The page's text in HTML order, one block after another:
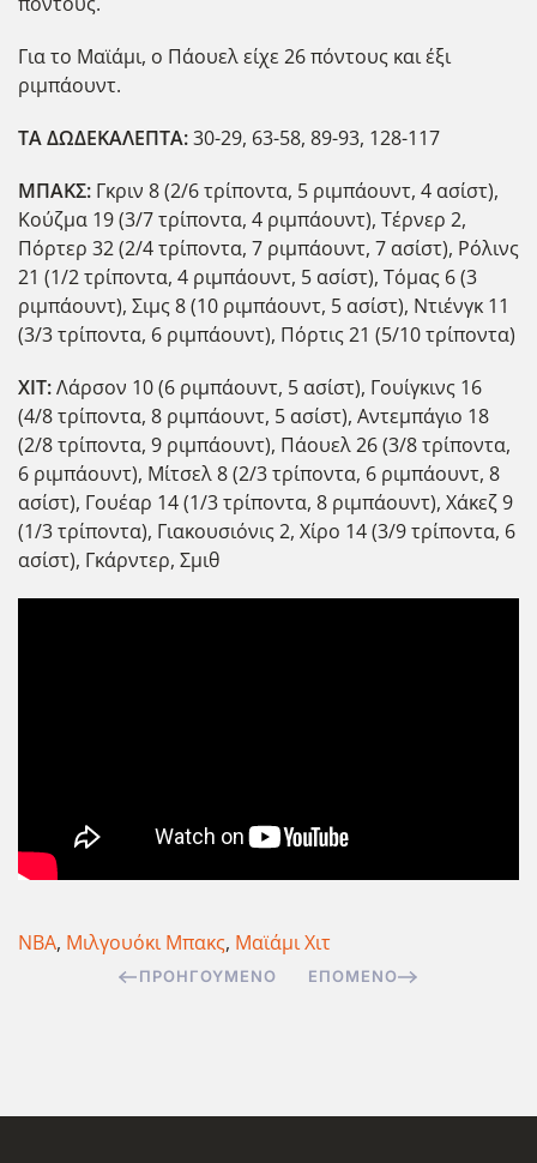
Για το Μαϊάμι, ο Πάουελ είχε 26 πόντους και έξι
ριμπάουντ.
ΤΑ ΔΩΔΕΚΑΛΕΠΤΑ:30-29, 63-58, 89-93, 128-117
ΜΠΑΚΣ: Γκριν 8 (2/6 τρίποντα, 5 ριμπάουντ, 4 ασίστ),
Κούζμα 19 (3/7 τρίποντα, 4 ριμπάουντ), Τέρνερ 2,
Πόρτερ 32 (2/4 τρίποντα, 7 ριμπάουντ, 7 ασίστ), Ρόλινς
21 (1/2 τρίποντα, 4 ριμπάουντ, 5 ασίστ), Τόμας 6 (3
ριμπάουντ), Σιμς 8 (10 ριμπάουντ, 5 ασίστ), Ντιένγκ 11
(3/3 τρίποντα, 6 ριμπάουντ), Πόρτις 21 (5/10 τρίποντα)
ΧΙΤ:Λάρσον 10 (6 ριμπάουντ, 5 ασίστ), Γουίγκινς 16
(4/8 τρίποντα, 8 ριμπάουντ, 5 ασίστ), Αντεμπάγιο 18
(2/8 τρίποντα, 9 ριμπάουντ), Πάουελ 26 (3/8 τρίποντα,
6 ριμπάουντ), Μίτσελ 8 (2/3 τρίποντα, 6 ριμπάουντ, 8
ασίστ), Γουέαρ 14 (1/3 τρίποντα, 8 ριμπάουντ), Χάκεζ 9
(1/3 τρίποντα), Γιακουσιόνις 2, Χίρο 14 (3/9 τρίποντα, 6
ασίστ), Γκάρντερ, Σμιθ
NBA, Μιλγουόκι Μπακς, Μαϊάμι Χιτ
ΠΡΟΗΓΟΎΜΕΝΟ ΕΠΌΜΕΝΟ